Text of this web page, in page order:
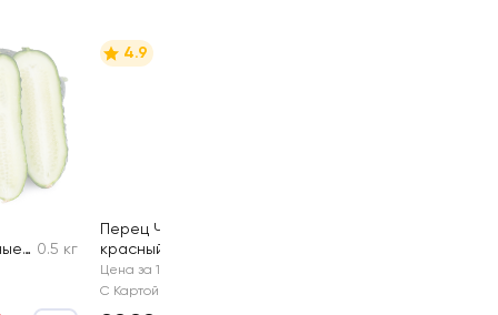
0.5 кг
4.9
Перец Чили
красный, мини
Цена за 1 шт
С Картой №1